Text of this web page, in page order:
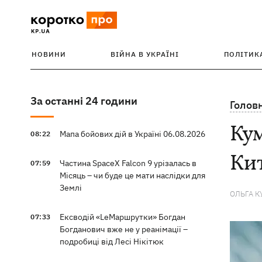
НОВИНИ ВІЙНА В УКРАЇНІ
За останні 24 години
08:22 Мапа бойових дій в Україні 06.08.2026
07:59
Частина SpaceX Falcon 9 урізалась в
Місяць – чи буде це мати наслідки для
Землі
07:33
Ексводій «LeМаршрутки» Богдан
Богданович вже не у реанімації –
подробиці від Лесі Нікітюк
ОЛЬГА